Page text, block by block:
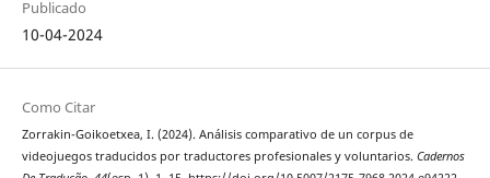
Publicado
10-04-2024
Como Citar
Zorrakin-Goikoetxea, I. (2024). Análisis comparativo de un corpus de
videojuegos traducidos por traductores profesionales y voluntarios. Cadernos